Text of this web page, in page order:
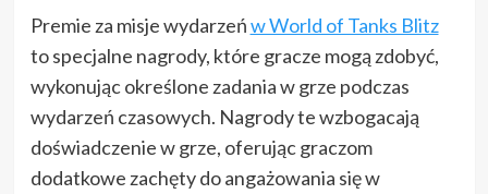
Premie za misje wydarzeńw World of Tanks Blitz
to specjalne nagrody, które gracze mogą zdobyć,
wykonując określone zadania w grze podczas
wydarzeń czasowych. Nagrody te wzbogacają
doświadczenie w grze, oferując graczom
dodatkowe zachęty do angażowania się w